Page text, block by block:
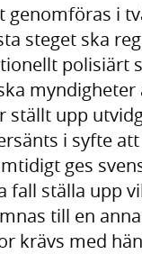
genomföras i
steget ska
polisiärt
ställt upp
i syfte
ges
fall ställa upp
till en
krävs med